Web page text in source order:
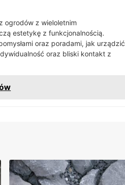
ogrodów z wieloletnim
estetykę z funkcjonalnością.
oraz poradami, jak urządzić
oraz bliski kontakt z